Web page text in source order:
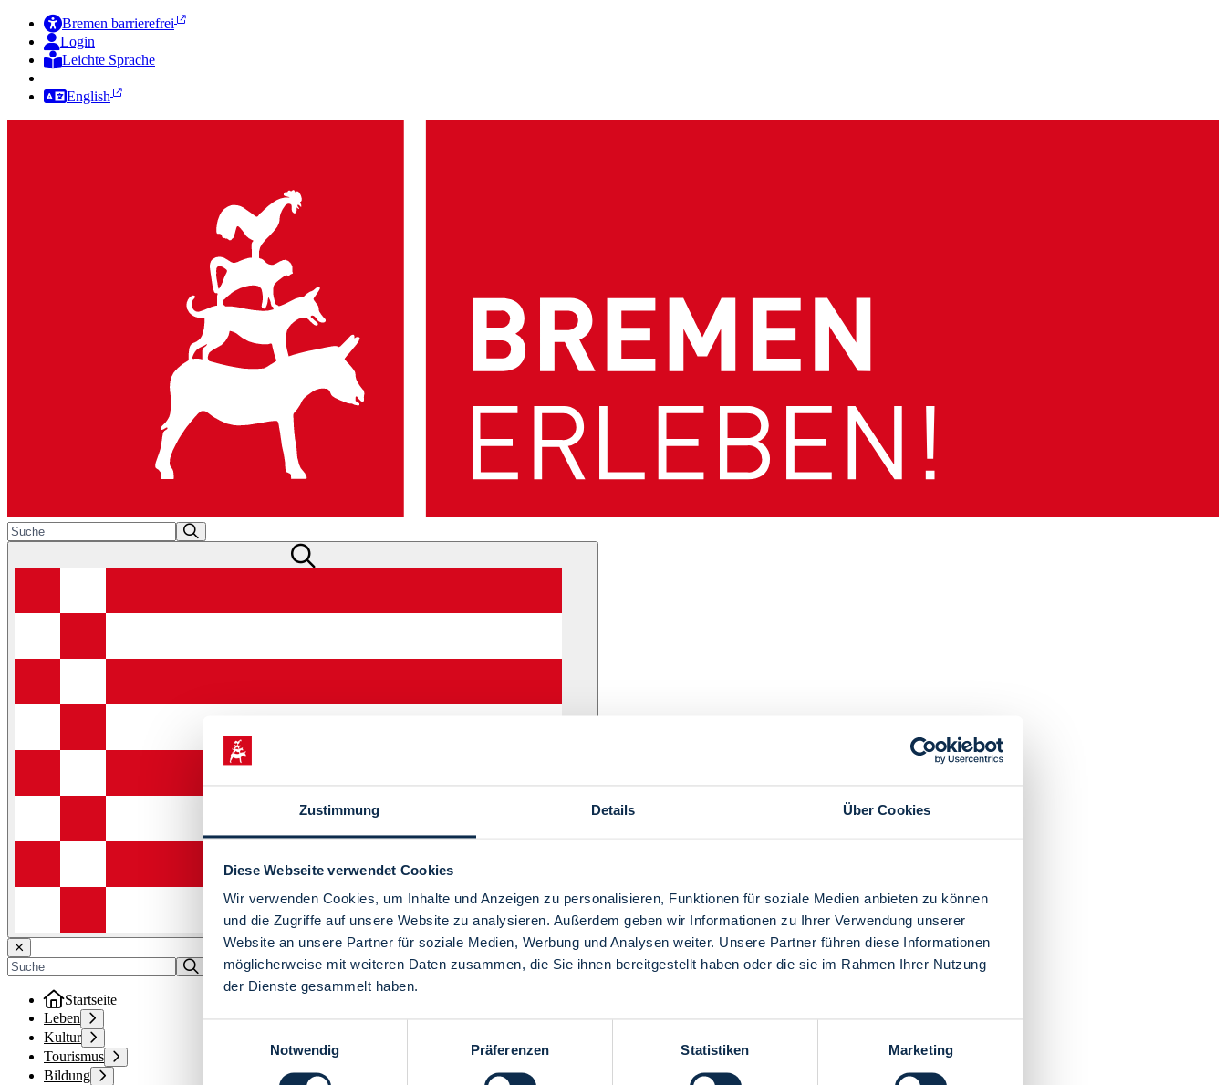
Zustimmung Details Über Cookies
Diese Webseite verwendet Cookies
Wir verwenden Cookies, um Inhalte und Anzeigen zu personalisieren, Funktionen für soziale Medien anbieten zu können
und die Zugriffe auf unsere Website zu analysieren. Außerdem geben wir Informationen zu Ihrer Verwendung unserer
Website an unsere Partner für soziale Medien, Werbung und Analysen weiter. Unsere Partner führen diese Informationen
möglicherweise mit weiteren Daten zusammen, die Sie ihnen bereitgestellt haben oder die sie im Rahmen Ihrer Nutzung
der Dienste gesammelt haben.
Notwendig
Präferenzen Statistiken Marketing
Bremen barrierefrei
Login
Leichte Sprache
English
Menü
Startseite
Leben
Kultur
Tourismus
Bildung